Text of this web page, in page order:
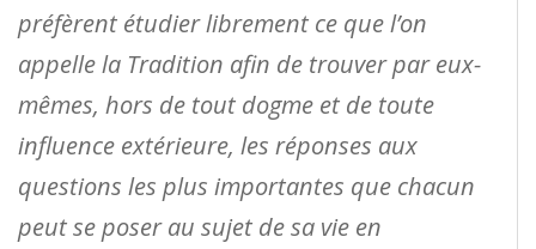
préfèrent étudier librement ce que l’on
appelle la Tradition afin de trouver par eux-
mêmes, hors de tout dogme et de toute
influence extérieure, les réponses aux
questions les plus importantes que chacun
peut se poser au sujet de sa vie en